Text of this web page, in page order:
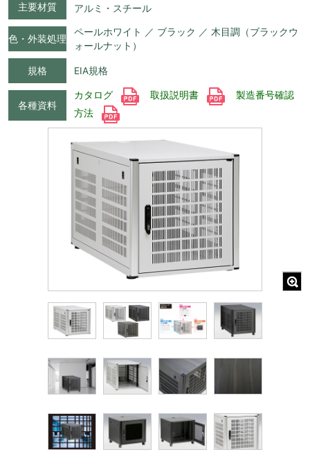
主要材質 アルミ・スチール
色・外装処理
ペールホワイト ／ ブラック ／ 木目調（ブラックウ
ォールナット）
規格 EIA規格
各種資料
カタログ 取扱説明書
製造番号確認
方法